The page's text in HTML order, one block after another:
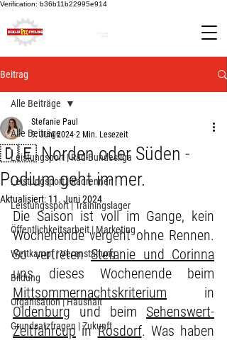
Verification: b36b11b22995e914
Beitrag
Alle Beiträge
Leistungsport | Rad-Bundesliga
Leistungsport | Radrennen
Leistungssport | Trainingslager
Öffentlichkeitsarbeit | Marketing
Wettkampf | Veranstaltung
Bildung
Organisation | Haushalt
Grundsatzfragen | Zukunft
Alle Beiträge
🇩🇪 Norden oder Süden -
Podium geht immer.
Stefanie Paul
9. Juni 2024 2 Min. Lesezeit
Aktualisiert: 11. Juni 2024
Die Saison ist voll im Gange, kein
Wochenende vergeht ohne Rennen.
So vertreten Stefanie und Corinna
Mittsommernachtskriterium
Oldenburg und beim Sehenswert-
Zeitfahrcup in Rosdorf. Was haben